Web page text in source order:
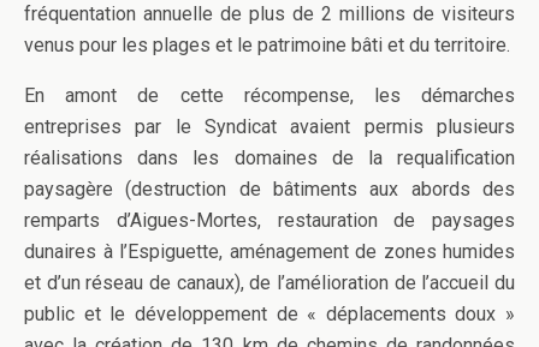
fréquentation annuelle de plus de 2 millions de visiteurs
venus pour les plages et le patrimoine bâti et du territoire.
En amont de cette récompense, les démarches
entreprises par le Syndicat avaient permis plusieurs
réalisations dans les domaines de la requalification
paysagère (destruction de bâtiments aux abords des
remparts d’Aigues-Mortes, restauration de paysages
dunaires à l’Espiguette, aménagement de zones humides
et d’un réseau de canaux), de l’amélioration de l’accueil du
public et le développement de « déplacements doux »